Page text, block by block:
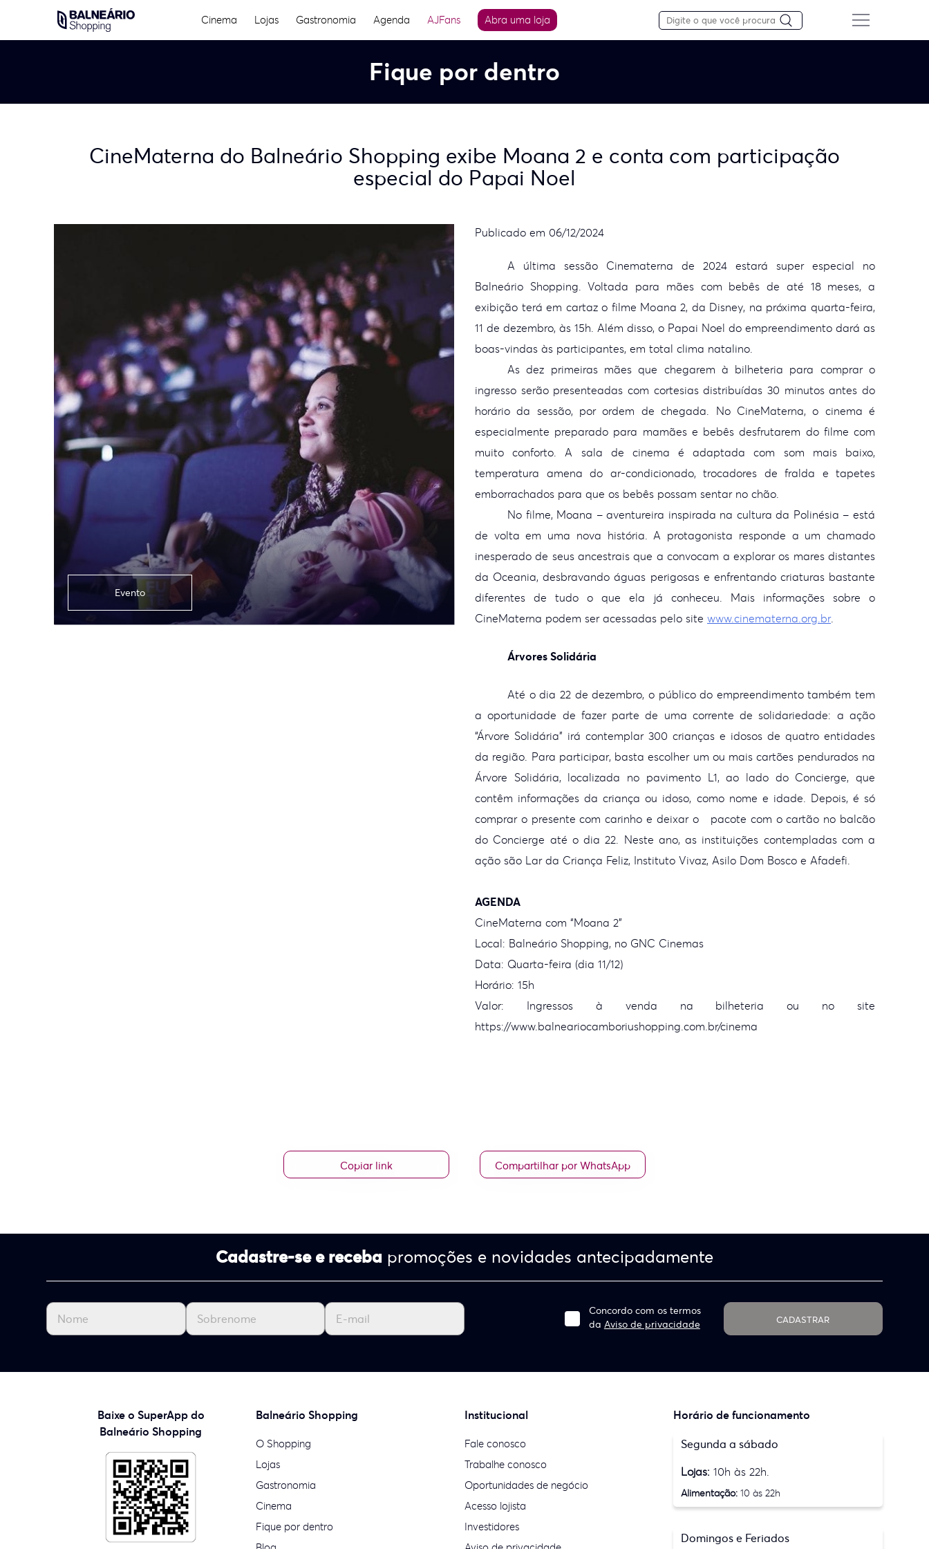
Cinema Lojas Gastronomia Agenda AJFans Abra uma loja
Fique por dentro
CineMaterna do Balneário Shopping exibe Moana 2 e conta com participação
especial do Papai Noel
Evento
Publicado em 06/12/2024
A última sessão Cinematerna de 2024 estará super especial no
Balneário Shopping. Voltada para mães com bebês de até 18 meses, a
exibição terá em cartaz o filme Moana 2, da Disney, na próxima quarta-feira,
11 de dezembro, às 15h. Além disso, o Papai Noel do empreendimento dará as
boas-vindas às participantes, em total clima natalino.
As dez primeiras mães que chegarem à bilheteria para comprar o
ingresso serão presenteadas com cortesiasdistribuídas 30 minutos antes do
horário da sessão, por ordem de chegada. No CineMaterna, o cinema é
especialmente preparado para mamães e bebês desfrutarem do filme com
muito conforto. A sala de cinema é adaptada com som mais baixo,
temperatura amena do ar-condicionado, trocadores de fralda e tapetes
emborrachados para que os bebês possam sentar no chão.
No filme, Moana – aventureira inspirada na cultura da Polinésia – está
de volta em uma nova história. A protagonista responde a um chamado
inesperado de seus ancestrais que a convocam a exploraros mares distantes
da Oceania, desbravando águas perigosas e enfrentandocriaturas bastante
diferentes de tudo o que ela já conheceu. Mais informaçõessobre o
CineMaterna podem ser acessadas pelo site www.cinematerna.org.br.
Árvores Solidária
Até o dia 22 de dezembro, o público do empreendimento também tem
a oportunidade de fazer parte de uma corrente de solidariedade: a ação
“Árvore Solidária” irá contemplar 300 crianças e idosos de quatro entidades
da região. Para participar, basta escolher um ou mais cartões pendurados na
Árvore Solidária, localizada no pavimento L1, ao lado doConcierge, que
contêm informações da criança ou idoso, como nome e idade. Depois, é só
comprar o presente com carinho e deixar o pacote com o cartão no balcão
do Concierge até o dia 22. Neste ano, as instituições contempladas com a
ação são Lar da Criança Feliz, Instituto Vivaz, Asilo Dom Bosco e Afadefi.
AGENDA
CineMaterna com “Moana 2”
Local: Balneário Shopping, no GNC Cinemas
Data: Quarta-feira (dia 11/12)
Horário: 15h
Valor: Ingressos à venda na bilheteria ou no site
https://www.balneariocamboriushopping.com.br/cinema
Copiar link Compartilhar por WhatsApp
Cadastre-se e receba promoções e novidades antecipadamente
Concordo com os termos
da Aviso de privacidade CADASTRAR
Baixe o SuperApp do
Balneário Shopping
Balneário Shopping
O Shopping
Lojas
Gastronomia
Cinema
Fique por dentro
Institucional
Fale conosco
Trabalhe conosco
Oportunidades de negócio
Acesso lojista
Investidores
Horário de funcionamento
Segunda a sábado
Lojas:10h às 22h.
Alimentação: 10 às 22h
Domingos e Feriados